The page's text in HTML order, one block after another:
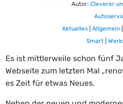
Autor: Cleverer
Aktuelles| Allgemein|
Smart
Es ist mittlerweile schon fünf
Webseite zum letzten Mal
es Zeit für etwas Neues.